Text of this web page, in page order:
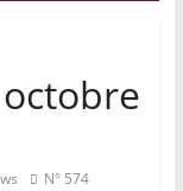
N° 574